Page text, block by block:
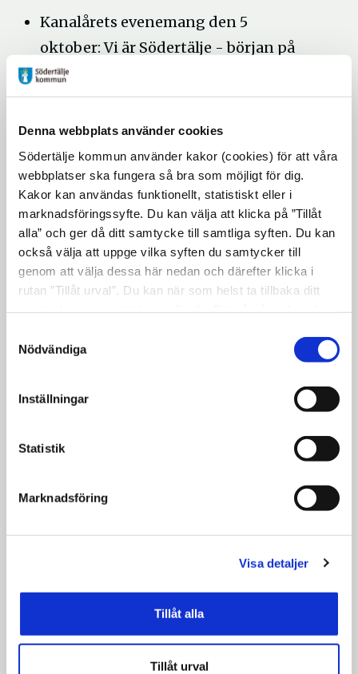
Denna webbplats använder cookies
Södertälje kommun använder kakor (cookies) för att våra
webbplatser ska fungera så bra som möjligt för dig.
Kakor kan användas funktionellt, statistiskt eller i
marknadsföringssyfte. Du kan välja att klicka på ”Tillåt
alla” och ger då ditt samtycke till samtliga syften. Du kan
också välja att uppge vilka syften du samtycker till
genom att välja dessa här nedan och därefter klicka i
rutan ”Tillåt urval”. Du kan när som helst ta tillbaka ditt
"Visa detaljer" kan du läsa om hur kakorna används och
hur vi och våra leverantörer inhämtar och behandlar
Nödvändiga
Inställningar
Statistik
Marknadsföring
Visa detaljer
Tillåt alla
Tillåt urval
Kanalårets evenemang den 5
oktober: Vi är Södertälje - början på
fortsättningen
Årets byggnadsverk och renovering
- var med och rösta
Aktiviteter under kulturlovet vecka
44
Vill du bli en av Södertäljes
vintercyklister?
Yrkesutbildningsmässa den 17
oktober
Svampguidning i Tunaskogen 5
Digital vecka på Stadsbiblioteket
brevlådan?
vilken adress du har så tar vi upp det med
Du kan hämta bladet själv på flera platser
i kommunen. Till exempel på biblioteken,
hos kontaktcenter i Stadshuset, på
Torekällberget och Södertäljebyrån.